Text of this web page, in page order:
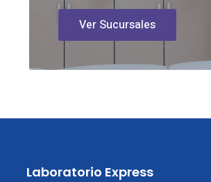
Ver Sucursales
Laboratorio Express